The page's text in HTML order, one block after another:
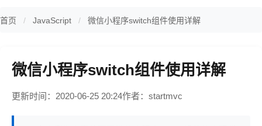
首页 JavaScript 微信小程序switch组件使用详解
微信小程序switch组件使用详解
更新时间：2020-06-25 20:24作者：startmvc